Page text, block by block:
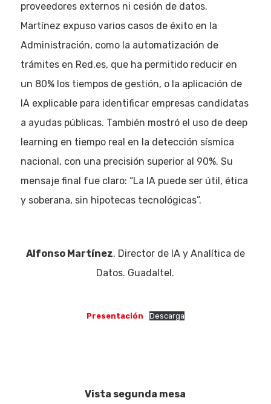
proveedores externos ni cesión de datos.
Martínez expuso varios casos de éxito en la
Administración, como la automatización de
trámites en Red.es, que ha permitido reducir en
un 80% los tiempos de gestión, o la aplicación de
IA explicable para identificar empresas candidatas
a ayudas públicas. También mostró el uso de deep
learning en tiempo real en la detección sísmica
nacional, con una precisión superior al 90%. Su
mensaje final fue claro: “La IA puede ser útil, ética
y soberana, sin hipotecas tecnológicas”.
Alfonso Martínez. Director de IA y Analítica de
Datos. Guadaltel.
Presentación Descarga
Vista segunda mesa